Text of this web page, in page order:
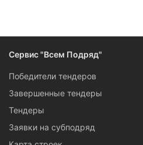
Сервис "Всем Подряд"
Победители тендеров
Завершенные тендеры
Тендеры
Заявки на субподряд